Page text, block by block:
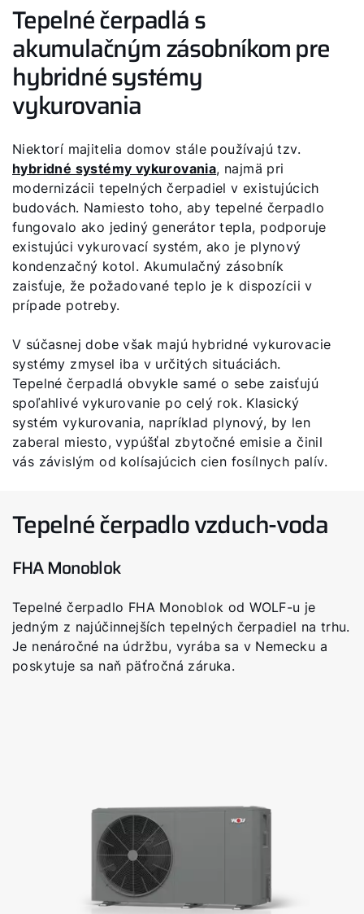
Tepelné čerpadlá s
akumulačným zásobníkom pre
hybridné systémy
vykurovania
Niektorí majitelia domov stále používajú tzv.
hybridné systémy vykurovania, najmä pri
modernizácii tepelných čerpadiel v existujúcich
budovách. Namiesto toho, aby tepelné čerpadlo
fungovalo ako jediný generátor tepla, podporuje
existujúci vykurovací systém, ako je plynový
kondenzačný kotol. Akumulačný zásobník
zaisťuje, že požadované teplo je k dispozícii v
prípade potreby.
V súčasnej dobe však majú hybridné vykurovacie
systémy zmysel iba v určitých situáciách.
Tepelné čerpadlá obvykle samé o sebe zaisťujú
spoľahlivé vykurovanie po celý rok. Klasický
systém vykurovania, napríklad plynový, by len
zaberal miesto, vypúšťal zbytočné emisie a činil
vás závislým od kolísajúcich cien fosílnych palív.
Tepelné čerpadlo vzduch-voda
FHA Monoblok
Tepelné čerpadlo FHA Monoblok od WOLF-u je
jedným z najúčinnejších tepelných čerpadiel na trhu.
Je nenáročné na údržbu, vyrába sa v Nemecku a
poskytuje sa naň päťročná záruka.